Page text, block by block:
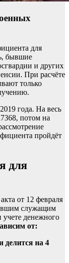
для
бывшие
и других
При расчёте
только
года. На весь
потом на
пройдёт
для
от 12 февраля
служащим
учете денежного
от:
делится на 4